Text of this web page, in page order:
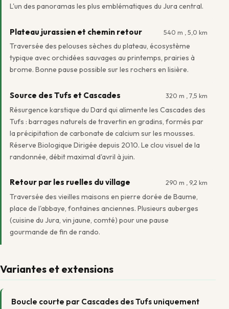
L'un des panoramas les plus emblématiques du Jura central.
Plateau jurassien et chemin retour 540 m , 5,0 km
Traversée des pelouses sèches du plateau, écosystème
typique avec orchidées sauvages au printemps, prairies à
brome. Bonne pause possible sur les rochers en lisière.
Source des Tufs et Cascades 320 m , 7,5 km
Résurgence karstique du Dard qui alimente les Cascades des
Tufs : barrages naturels de travertin en gradins, formés par
la précipitation de carbonate de calcium sur les mousses.
Réserve Biologique Dirigée depuis 2010. Le clou visuel de la
randonnée, débit maximal d'avril à juin.
Retour par les ruelles du village 290 m , 9,2 km
Traversée des vieilles maisons en pierre dorée de Baume,
place de l'abbaye, fontaines anciennes. Plusieurs auberges
(cuisine du Jura, vin jaune, comté) pour une pause
gourmande de fin de rando.
Variantes et extensions
Boucle courte par Cascades des Tufs uniquement